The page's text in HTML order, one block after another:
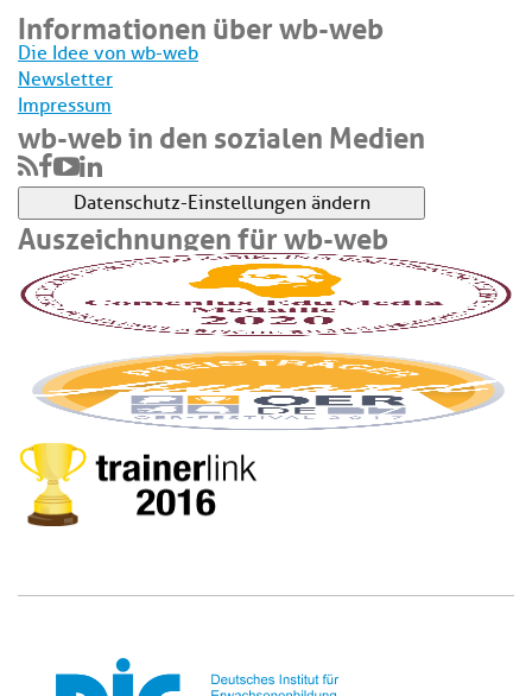
Informationen über wb-web
Die Idee von wb-web
Newsletter
Impressum
wb-web in den sozialen Medien
Datenschutz-Einstellungen ändern
Auszeichnungen für wb-web